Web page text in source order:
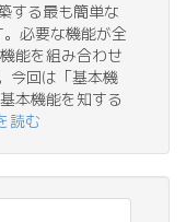
する最も簡単な
必要な機能が全
能を組み合わせ
今回は「基本機
本機能を知する
読む